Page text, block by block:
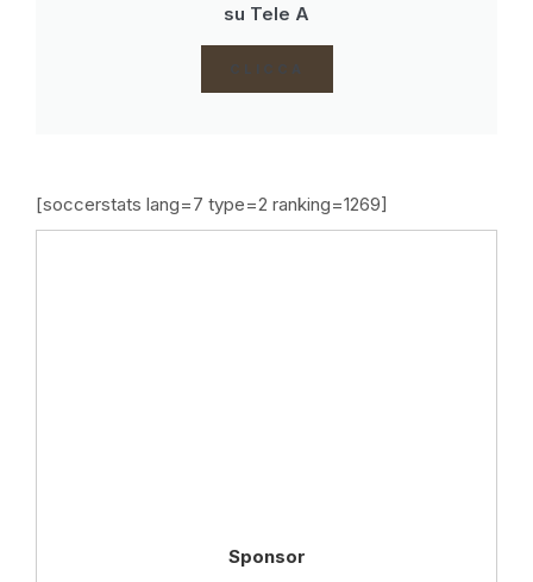
su Tele A
CLICCA
[soccerstats lang=7 type=2 ranking=1269]
Sponsor